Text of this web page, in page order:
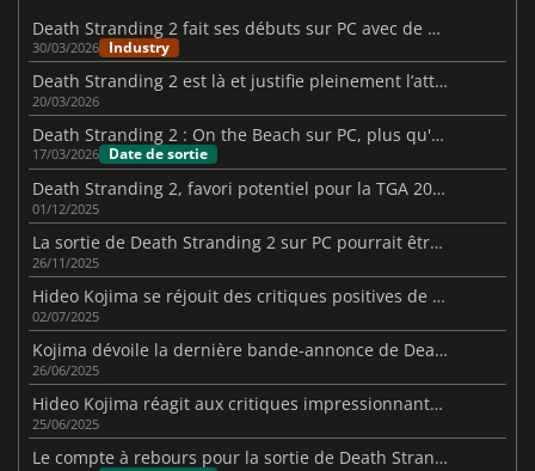
Death Stranding 2 fait ses débuts sur PC avec de bonnes ventes
30/03/2026 Industry
Death Stranding 2 est là et justifie pleinement l’attente
20/03/2026
Death Stranding 2 : On the Beach sur PC, plus qu'un simple portage
17/03/2026 Date de sortie
Death Stranding 2, favori potentiel pour la TGA 2025
01/12/2025
La sortie de Death Stranding 2 sur PC pourrait être imminente
26/11/2025
Hideo Kojima se réjouit des critiques positives de Death Stranding 2
02/07/2025
Kojima dévoile la dernière bande-annonce de Death Stranding 2
26/06/2025
Hideo Kojima réagit aux critiques impressionnantes de Death Stranding 2
25/06/2025
Le compte à rebours pour la sortie de Death Stranding 2 : On the Beach commence